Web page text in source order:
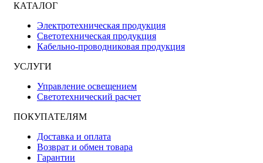
КАТАЛОГ
Электротехническая продукция
Светотехническая продукция
Кабельно-проводниковая продукция
УСЛУГИ
Управление освещением
Светотехнический расчет
ПОКУПАТЕЛЯМ
Доставка и оплата
Возврат и обмен товара
Гарантии